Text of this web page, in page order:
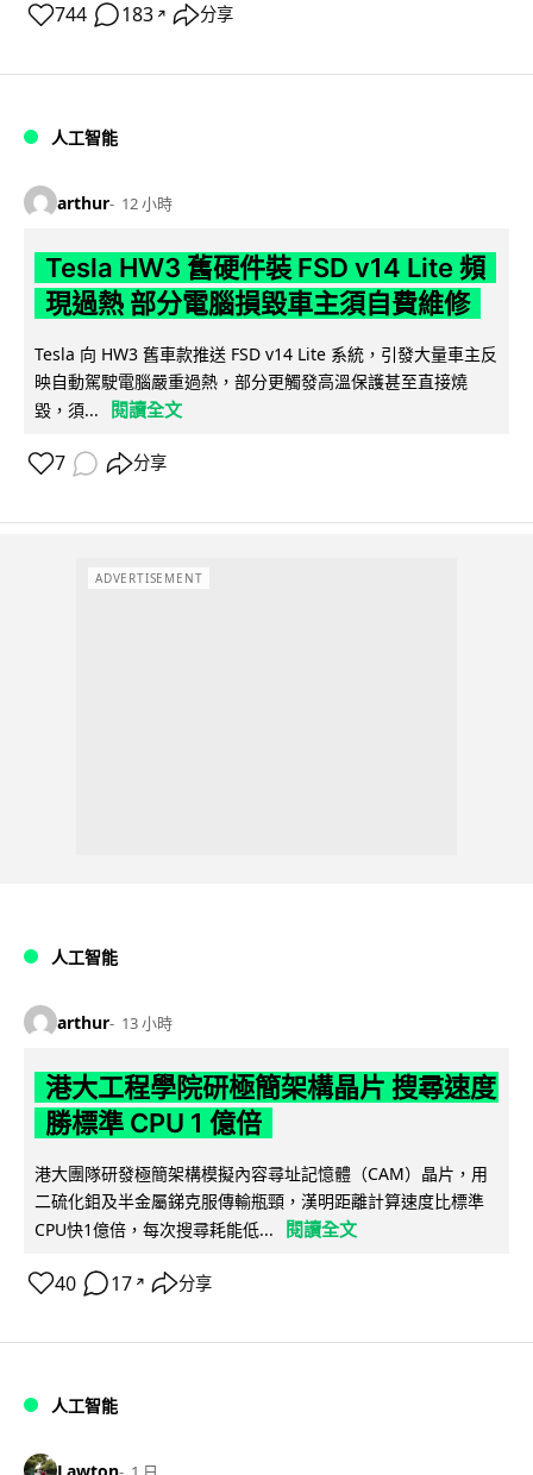
744 183 ↗ 分享
人工智能
arthur 12 小時
Tesla HW3 舊硬件裝 FSD v14 Lite 頻
現過熱 部分電腦損毀車主須自費維修
Tesla 向 HW3 舊車款推送 FSD v14 Lite 系統，引發大量車主反
映自動駕駛電腦嚴重過熱，部分更觸發高溫保護甚至直接燒
毀，須...
閱讀全文
7 分享
ADVERTISEMENT
人工智能
arthur 13 小時
港大工程學院研極簡架構晶片 搜尋速度
勝標準 CPU 1 億倍
港大團隊研發極簡架構模擬內容尋址記憶體（CAM）晶片，用
二硫化鉬及半金屬銻克服傳輸瓶頸，漢明距離計算速度比標準
CPU快1億倍，每次搜尋耗能低...
閱讀全文
40 17 ↗ 分享
人工智能